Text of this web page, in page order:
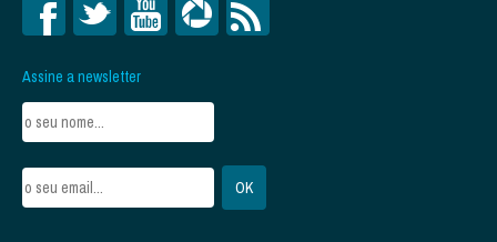
Assine a newsletter